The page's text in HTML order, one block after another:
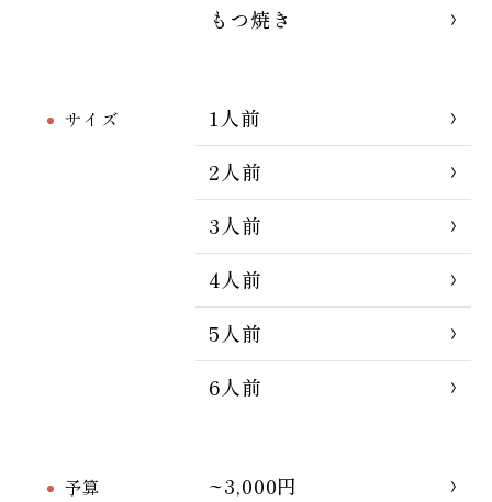
もつ焼き
サイズ
1人前
2人前
3人前
4人前
5人前
6人前
予算
~3,000円